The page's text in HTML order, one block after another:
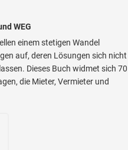
WEG
einem stetigen Wandel
auf, deren Lösungen sich nicht
Dieses Buch widmet sich 70
die Mieter, Vermieter und